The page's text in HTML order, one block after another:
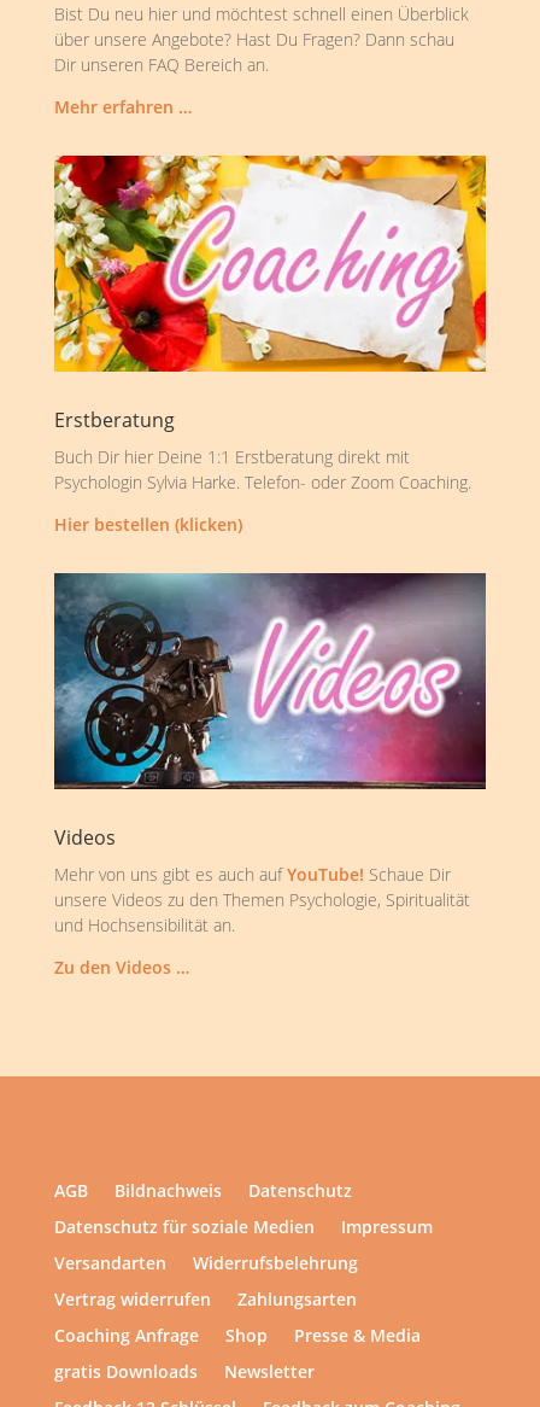
Bist Du neu hier und möchtest schnell einen Überblick
über unsere Angebote? Hast Du Fragen? Dann schau
Dir unseren FAQ Bereich an.
Mehr erfahren …
Erstberatung
Buch Dir hier Deine 1:1 Erstberatung direkt mit
Psychologin Sylvia Harke. Telefon- oder Zoom Coaching.
Hier bestellen (klicken)
Videos
Mehr von uns gibt es auch aufYouTube! Schaue Dir
unsere Videos zu den Themen Psychologie, Spiritualität
und Hochsensibilität an.
Zu den Videos …
AGB Bildnachweis
Datenschutz
Datenschutz für soziale Medien
Impressum
Versandarten
Widerrufsbelehrung
Vertrag widerrufen
Zahlungsarten
Coaching Anfrage
Shop
Presse & Media
gratis Downloads
Newsletter